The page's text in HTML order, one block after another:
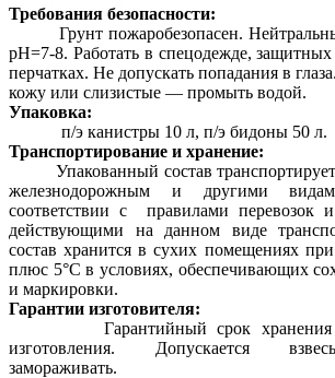
Требования безопасности:
Грунт пожаробезопасен.
рН=7-8. Работать в спецодежде,
перчатках. Не допускать попадания в
кожу или слизистые — промыть водой.
Упаковка:
п/э канистры 10 л, п/э бидоны 50 л.
Транспортирование и хранение:
Упакованный состав
железнодорожным и другими
соответствии с правилами перевозок
действующими на данном виде
состав хранится в сухих помещениях
плюс 5°С в условиях, обеспечивающих
и маркировки.
Гарантии изготовителя:
Гарантийный срок
изготовления. Допускается
замораживать.